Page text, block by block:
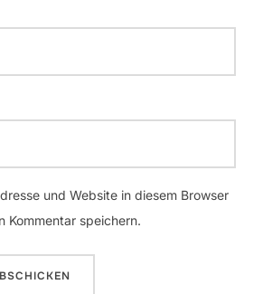
und Website in diesem Browser
Kommentar speichern.